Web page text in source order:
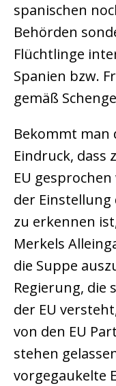
spanischen
Behörden
Flüchtlinge
Spanien bzw.
gemäß
Bekommt man
Eindruck, dass
EU
der
zu erkennen
Merkels
die Suppe
Regierung, die
der EU
von den EU
stehen
vorgegaukelte